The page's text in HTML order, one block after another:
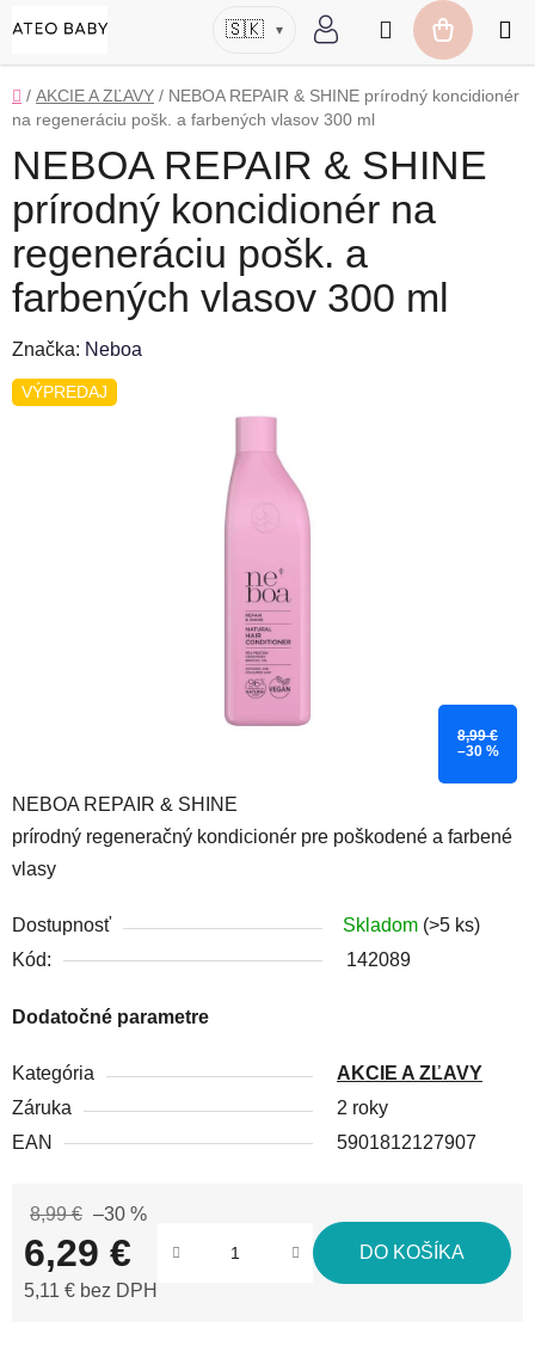
na
obsah
🇸🇰 ▾
Hľadať
KOŠÍK
Domov
/ AKCIE A ZĽAVY / NEBOA REPAIR & SHINE prírodný koncidionér
na regeneráciu pošk. a farbených vlasov 300 ml
NEBOA REPAIR & SHINE
prírodný regeneračný kondicionér pre poškodené a farbené
vlasy
Dostupnosť Skladom (>5 ks)
Kód:
142089
Dodatočné parametre
Kategória
AKCIE A ZĽAVY
Záruka
2 roky
EAN
5901812127907
8,99 € –30 %
6,29 €
5,11 € bez DPH
DO KOŠÍKA
NEBOA REPAIR & SHINE
prírodný koncidionér na
regeneráciu pošk. a
farbených vlasov 300 ml
Značka: Neboa
VÝPREDAJ
8,99 €
–30 %